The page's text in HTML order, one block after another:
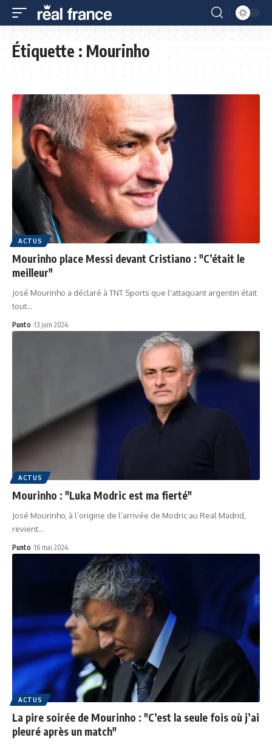
Étiquette :Mourinho
ACTUS
Mourinho place Messi devant Cristiano : "C’était le
meilleur"
José Mourinho a déclaré à TNT Sports que l'attaquant argentin était
tout…
Punto 13 juin 2024
ACTUS
Mourinho : "Luka Modric est ma fierté"
José Mourinho, à l’origine de l’arrivée de Modric au Real Madrid,
revient…
Punto 16 mai 2024
ACTUS
La pire soirée de Mourinho : "C’est la seule fois où j’ai
pleuré après un match"